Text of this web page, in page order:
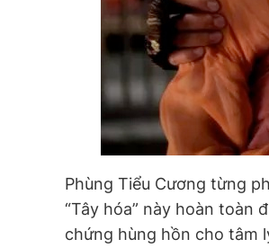
Phùng Tiểu Cương từng
“Tây hóa” này hoàn toàn
chứng hùng hồn cho tâm